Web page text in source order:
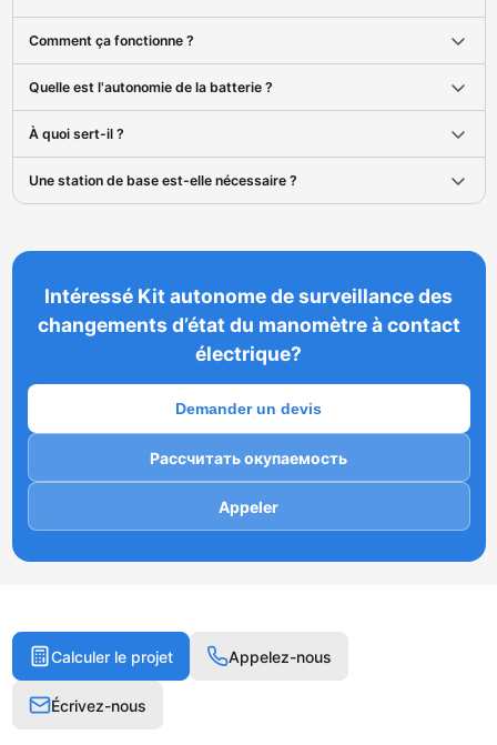
Comment ça fonctionne ?
Quelle est l'autonomie de la batterie ?
À quoi sert-il ?
Une station de base est-elle nécessaire ?
Intéressé Kit autonome de surveillance des
changements d’état du manomètre à contact
électrique?
Demander un devis
Рассчитать окупаемость
Appeler
Calculer le projet Appelez-nous
Écrivez-nous